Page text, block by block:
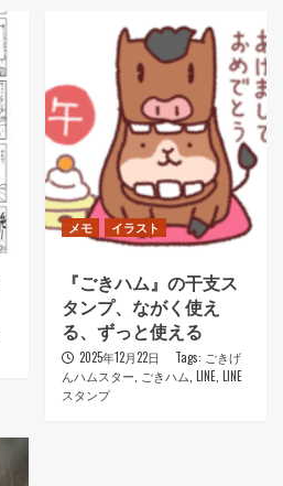
メモ イラスト
『ごきハム』の干支ス
タンプ、ながく使え
る、ずっと使える
2025年12月22日 Tags: ごきげ
んハムスター ごきハム LINE, LINE
スタンプ